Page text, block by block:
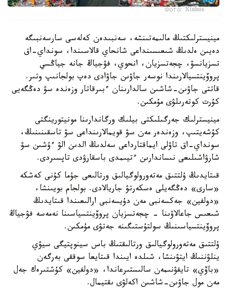
Фото: Xinhua
مينيسترلىكتىڭ مالىمەتىنشە، سەنبىدەن كەلەسى سارسەنبىگە
دەيىن ەلدىڭ شىعىسىنداعى شانحاي قالاسىندا، سونداي-اق
تسزيانسۋ، چجەتسزيان، انحوي، فۋجياڭ جانە جياڭسي
پروۆينتسيالارىندا نوسەر جاۋىن جاۋادى دەپ بولجانىپ وتىر.
قاتتى جاۋىن-شاشىن سالدارىنان ءبىرقاتار وزەندە سۋ دەڭگەيى
كۇرت كوتەرىلۋى مۇمكىن.
مينيسترلىك جەرگىلىكتى بيلىك ورگاندارىنا مونيتورينگتى
كۇشەيتىپ، وزەندەر مەن سۋ قويمالارىنداعى سۋ تاسقىنىنىڭ،
سونداي-اق تاۋلى ايماقتارداعى سەلدىڭ الدىن الۋ ءۇشىن سۋ
شارۋاشىلىعى نىساندارىن ءتيىمدى باسقارۋدى تاپسىردى.
قىتايدىڭ ۇلتتىق مەتەورولوگيالىق ورتالىعى جۇما كۇنى كەشكە
«سارى» دەڭگەيلى ەسكەرتۋ جاريالادى. بولجام بويىنشا،
«دولفين» جەكسەنبى مەن دۇيسەنبى ارالىعىندا قىتايدىڭ
شىعىس جاعالاۋىنا - چجەتسزيان پروۆينتسياسىنا نەمەسە فۋجياڭ
پروۆينتسياسىنىڭ سولتۇستىگىنە جەتۋى مۇمكىن.
ۇلتتىق مەتەورولوگيالىق ورتالىقتىڭ باس سينوپتيگى سيۋي
ينلۋننىڭ ايتۋىنشا، شىلدە ايىندا قىتايعا سوققى بەرگەن
«باۆي» تايفۋنىمەن سالىستىرعاندا، «دولفين» كۇشتىرەك جەل
مەن مول جاۋىن-شاشىن اكەلۋى ىقتيمال.